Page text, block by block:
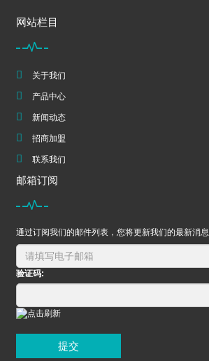
网站栏目
关于我们
产品中心
新闻动态
招商加盟
联系我们
邮箱订阅
通过订阅我们的邮件列表，您将更新我们的最新消
验证码:
提交